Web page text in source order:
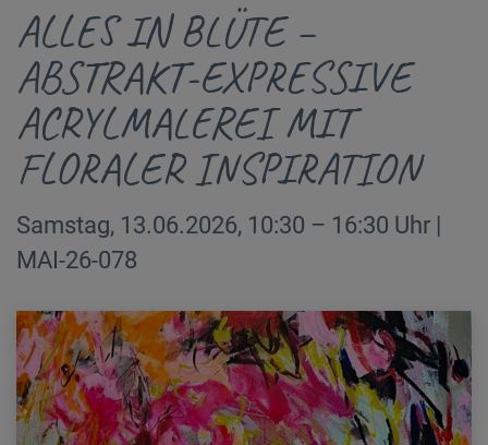
ALLES IN BLÜTE –
ABSTRAKT-EXPRESSIVE
ACRYLMALEREI MIT
FLORALER INSPIRATION
Samstag, 13.06.2026, 10:30 – 16:30 Uhr |
MAI-26-078